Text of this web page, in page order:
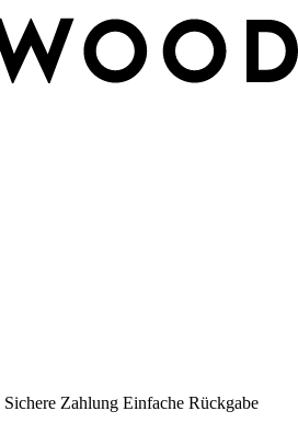
Sichere Zahlung Einfache Rückgabe